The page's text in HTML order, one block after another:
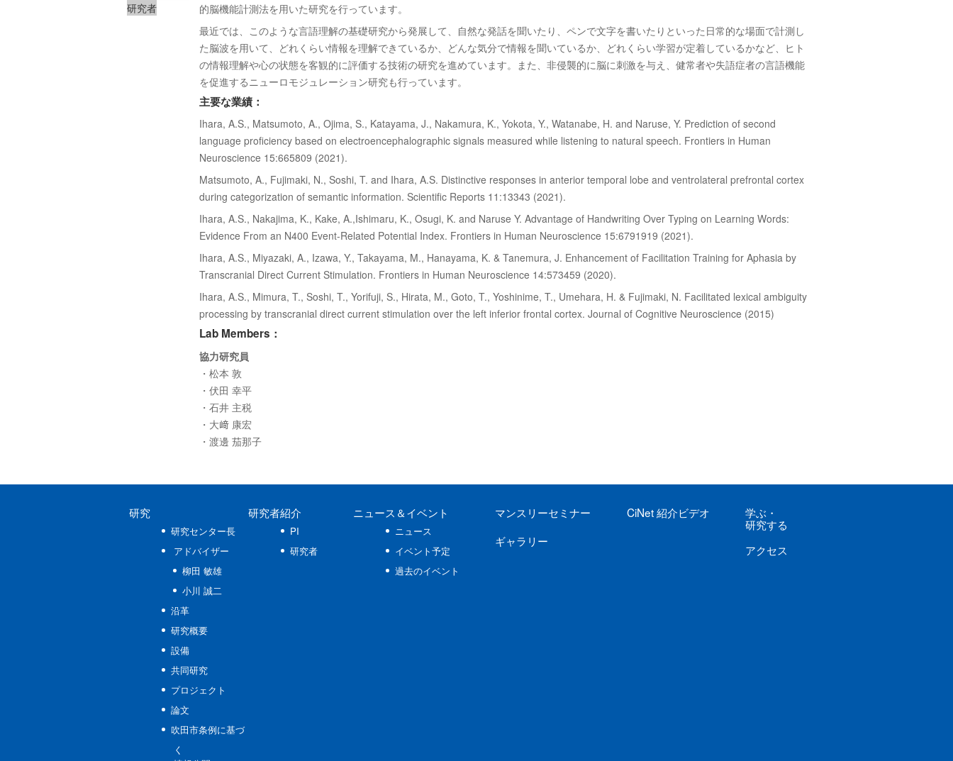
研究者
的脳機能計測法を用いた研究を行っています。
最近では、このような言語理解の基礎研究から発展して、自然な発話を聞いたり、ペンで文字を書いたりといった日常的な場面で計測し
た脳波を用いて、どれくらい情報を理解できているか、どんな気分で情報を聞いているか、どれくらい学習が定着しているかなど、ヒト
の情報理解や心の状態を客観的に評価する技術の研究を進めています。また、非侵襲的に脳に刺激を与え、健常者や失語症者の言語機能
を促進するニューロモジュレーション研究も行っています。
主要な業績：
Ihara, A.S., Matsumoto, A., Ojima, S., Katayama, J., Nakamura, K., Yokota, Y., Watanabe, H. and Naruse, Y. Prediction of second
language proficiency based on electroencephalographic signals measured while listening to natural speech. Frontiers in Human
Neuroscience 15:665809 (2021).
Matsumoto, A., Fujimaki, N., Soshi, T. and Ihara, A.S. Distinctive responses in anterior temporal lobe and ventrolateral prefrontal cortex
during categorization of semantic information. Scientific Reports 11:13343 (2021).
Ihara, A.S., Nakajima, K., Kake, A.,Ishimaru, K., Osugi, K. and Naruse Y. Advantage of Handwriting Over Typing on Learning Words:
Evidence From an N400 Event-Related Potential Index. Frontiers in Human Neuroscience 15:6791919 (2021).
Ihara, A.S., Miyazaki, A., Izawa, Y., Takayama, M., Hanayama, K. & Tanemura, J. Enhancement of Facilitation Training for Aphasia by
Transcranial Direct Current Stimulation. Frontiers in Human Neuroscience 14:573459 (2020).
Ihara, A.S., Mimura, T., Soshi, T., Yorifuji, S., Hirata, M., Goto, T., Yoshinime, T., Umehara, H. & Fujimaki, N. Facilitated lexical ambiguity
processing by transcranial direct current stimulation over the left inferior frontal cortex. Journal of Cognitive Neuroscience (2015)
Lab Members：
協力研究員
・松本 敦
・伏田 幸平
・石井 主税
・大﨑 康宏
・渡邊 茄那子
研究
研究センター長
アドバイザー
柳田 敏雄
小川 誠二
沿革
研究概要
設備
共同研究
プロジェクト
論文
吹田市条例に基づ
く
研究者紹介
PI
研究者
ニュース ＆イベント
ニュース
イベント予定
過去のイベント
マンスリーセミナー
ギャラリー
CiNet紹介ビデオ 学ぶ ・
研究する
アクセス